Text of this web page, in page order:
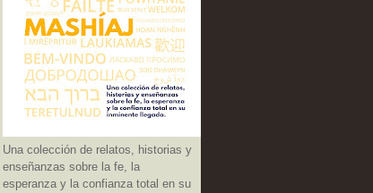
Una colección de relatos, historias y
enseñanzas sobre la fe, la
esperanza y la confianza total en su